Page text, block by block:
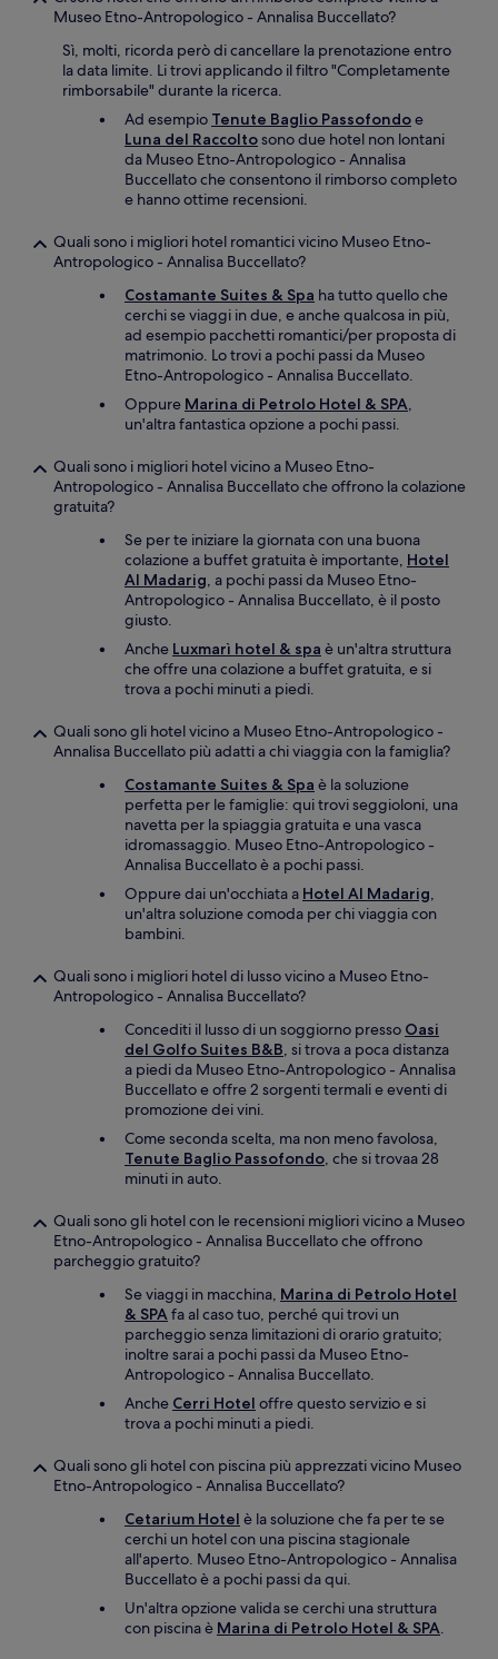
Museo Etno-Antropologico - Annalisa Buccellato?
Sì, molti, ricorda però di cancellare la prenotazione entro
la data limite. Li trovi applicando il filtro "Completamente
rimborsabile" durante la ricerca.
Ad esempio Tenute Baglio Passofondoe
Luna del Raccoltosono due hotel non lontani
da Museo Etno-Antropologico - Annalisa
Buccellato che consentono il rimborso completo
e hanno ottime recensioni.
Quali sono i migliori hotel romantici vicino Museo Etno-
Antropologico - Annalisa Buccellato?
Costamante Suites & Spa ha tutto quello che
cerchi se viaggi in due, e anche qualcosa in più,
ad esempio pacchetti romantici/per proposta di
matrimonio. Lo trovi a pochi passi da Museo
Etno-Antropologico - Annalisa Buccellato.
Oppure Marina di Petrolo Hotel & SPA,
un'altra fantastica opzione a pochi passi.
Quali sono i migliori hotel vicino a Museo Etno-
Antropologico - Annalisa Buccellato che offrono la colazione
gratuita?
Se per te iniziare la giornata con una buona
colazione a buffet gratuita è importante, Hotel
Al Madarig, a pochi passi da Museo Etno-
Antropologico - Annalisa Buccellato, è il posto
giusto.
Anche Luxmarì hotel & spa è un'altra struttura
che offre una colazione a buffet gratuita, e si
trova a pochi minuti a piedi.
Quali sono gli hotel vicino a Museo Etno-Antropologico -
Annalisa Buccellato più adatti a chi viaggia con la famiglia?
Costamante Suites & Spa è la soluzione
perfetta per le famiglie: qui trovi seggioloni, una
navetta per la spiaggia gratuita e una vasca
idromassaggio. Museo Etno-Antropologico -
Annalisa Buccellato è a pochi passi.
Oppure dai un'occhiata a Hotel Al Madarig,
un'altra soluzione comoda per chi viaggia con
bambini.
Quali sono i migliori hotel di lusso vicino a Museo Etno-
Antropologico - Annalisa Buccellato?
Concediti il lusso di un soggiorno presso Oasi
del Golfo Suites B&B, si trova a poca distanza
a piedi da Museo Etno-Antropologico - Annalisa
Buccellato e offre 2 sorgenti termali e eventi di
promozione dei vini.
Come seconda scelta, ma non meno favolosa,
Tenute Baglio Passofondo, che si trovaa 28
minuti in auto.
Quali sono gli hotel con le recensioni migliori vicino a Museo
Etno-Antropologico - Annalisa Buccellato che offrono
parcheggio gratuito?
Se viaggi in macchina, Marina di Petrolo Hotel
& SPAfa al caso tuo, perché qui trovi un
parcheggio senza limitazioni di orario gratuito;
inoltre sarai a pochi passi da Museo Etno-
Antropologico - Annalisa Buccellato.
Anche Cerri Hotel offre questo servizio e si
trova a pochi minuti a piedi.
Quali sono gli hotel con piscina più apprezzati vicino Museo
Etno-Antropologico - Annalisa Buccellato?
Cetarium Hotel è la soluzione che fa per te se
cerchi un hotel con una piscina stagionale
all'aperto. Museo Etno-Antropologico - Annalisa
Buccellato è a pochi passi da qui.
Un'altra opzione valida se cerchi una struttura
con piscina è Marina di Petrolo Hotel & SPA.